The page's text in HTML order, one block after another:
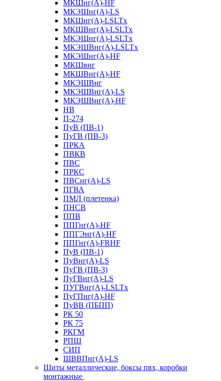
МКШнг(А)-HF
МКЭШнг(А)-LS
МКШнг(А)-LSLTx
МКШВнг(A)-LSLTx
МКЭШнг(А)-LSLTx
МКЭШВнг(A)-LSLTx
МКЭШнг(А)-HF
МКШвнг
МКШВнг(А)-HF
МКЭШВнг
МКЭШВнг(А)-LS
МКЭШВнг(А)-HF
НВ
П-274
ПуВ (ПВ-1)
ПуГВ (ПВ-3)
ПРКА
ПВКВ
ПВС
ПРКС
ПВСнг(А)-LS
ПГВА
ПМЛ (плетенка)
ПНСВ
ППВ
ППГнг(А)-HF
ППГЭнг(А)-HF
ППГнг(А)-FRHF
ПуВ (ПВ-1)
ПуВнг(А)-LS
ПуГВ (ПВ-3)
ПуГВнг(А)-LS
ПУГВнг(А)-LSLTx
ПуГПнг(А)-HF
ПуВВ (ПБПП)
РК 50
РК 75
РКГМ
РПШ
СИП
ШВВПнг(А)-LS
Щиты металлические, боксы пвх, коробки
монтажные